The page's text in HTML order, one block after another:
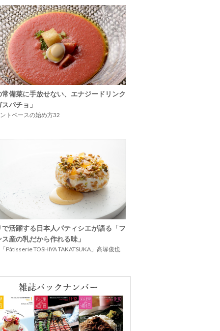
常備菜に手放せない、エナジードリンク
パチョ」
トベースの始め方32
で活躍する日本人パティシエが語る「フ
産の乳だから作れる味」
Pâtisserie TOSHIYA TAKATSUKA」高塚俊也